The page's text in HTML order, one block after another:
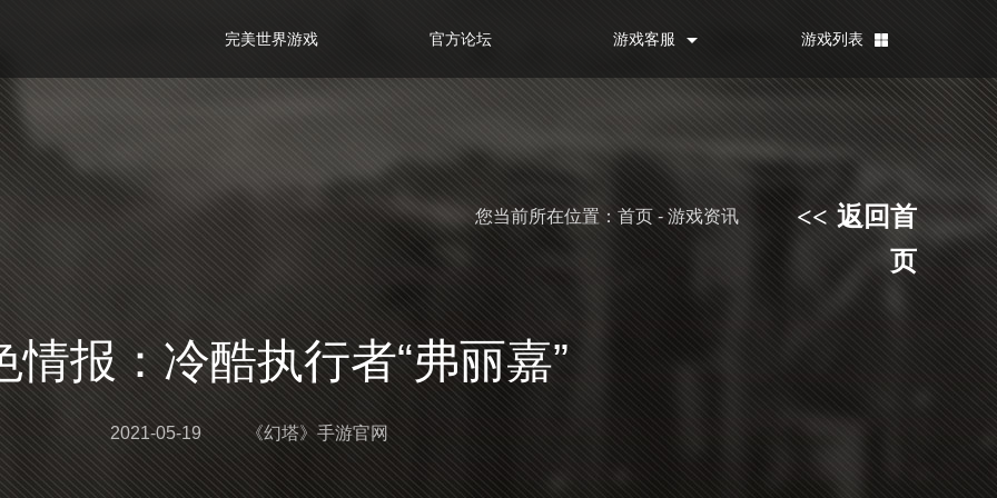
游戏列表
游戏客服
官方论坛
完美世界游戏
<< 返回首
页
您当前所在位置：首页 - 游戏资讯
情报：冷酷执行者“弗丽嘉”
2021-05-19 《幻塔》手游官网